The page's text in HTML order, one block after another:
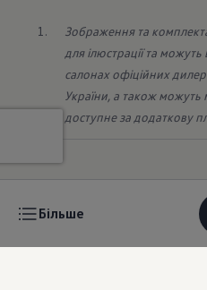
Більше
Зображення та
для ілюстрації та можуть
салонах офіційних
України, а також можуть
доступне за додаткову